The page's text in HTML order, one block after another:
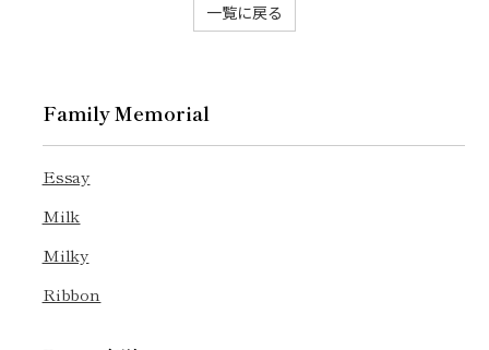
一覧に戻る
Family Memorial
Essay
Milk
Milky
Ribbon